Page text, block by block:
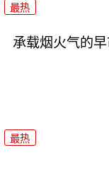
最热
承载烟火气的
最热